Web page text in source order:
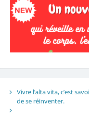
Vivre l’alta vita, c’est
de se réinventer.